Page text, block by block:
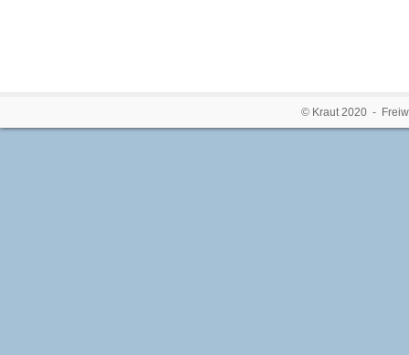
© Kraut 2020 -